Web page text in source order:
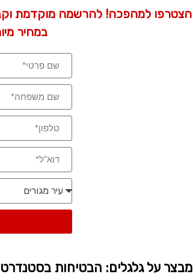
הצטרפו למהפכה! להרשמה מוקדמת
במחיר
מבצר על גלגלים: הבטיחות בסטנדרט